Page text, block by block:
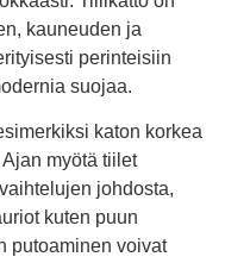
kauneuden ja
perinteisiin
suojaa.
katon korkea
myötä tiilet
johdosta,
kuten puun
putoaminen voivat